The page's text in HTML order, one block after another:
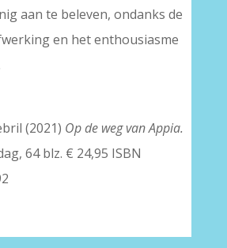
aan te beleven, ondanks de
en het enthousiasme
(2021) Op de weg van Appia.
64 blz. € 24,95 ISBN